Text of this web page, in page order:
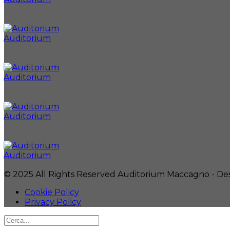
Auditorium
Auditorium
Auditorium
Auditorium
© 2025 All Rights Reserved Auditorium Maccagno -
Cookie Policy
Privacy Policy